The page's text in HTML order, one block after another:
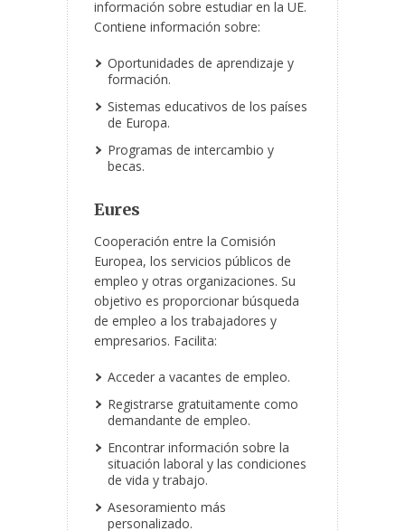
información sobre estudiar en la UE.
Contiene información sobre:
Oportunidades de aprendizaje y
formación.
Sistemas educativos de los países
de Europa.
Programas de intercambio y
becas.
Eures
Cooperación entre la Comisión
Europea, los servicios públicos de
empleo y otras organizaciones. Su
objetivo es proporcionar búsqueda
de empleo a los trabajadores y
empresarios. Facilita:
Acceder a vacantes de empleo.
Registrarse gratuitamente como
demandante de empleo.
Encontrar información sobre la
situación laboral y las condiciones
de vida y trabajo.
Asesoramiento más
personalizado.